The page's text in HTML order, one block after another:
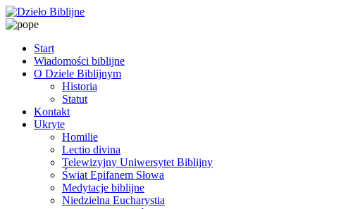
Start
Wiadomości biblijne
O Dziele Biblijnym
Historia
Statut
Kontakt
Ukryte
Homilie
Lectio divina
Telewizyjny Uniwersytet Biblijny
Świat Epifanem Słowa
Medytacje biblijne
Niedzielna Eucharystia